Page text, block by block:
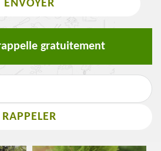
gratuitement